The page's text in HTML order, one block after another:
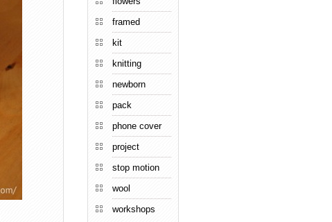
framed
kit
knitting
newborn
pack
phone cover
project
stop motion
wool
workshops